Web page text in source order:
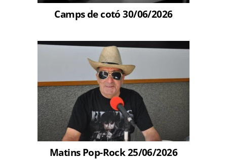
Camps de cotó 30/06/2026
Matins Pop-Rock 25/06/2026